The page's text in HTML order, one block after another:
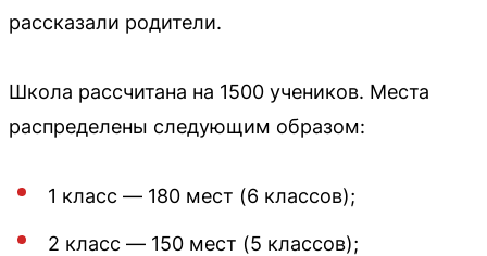
рассказали родители.
Школа рассчитана на 1500 учеников. Места
распределены следующим образом:
1 класс — 180 мест (6 классов);
2 класс — 150 мест (5 классов);